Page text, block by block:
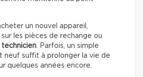
un nouvel appareil,
les pièces de rechange ou
technicien . Parfois, un simple
neuf suffit à prolonger la vie de
quelques années encore.